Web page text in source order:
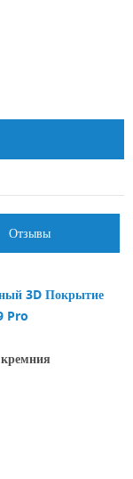
Отзывы
3D Покрытие
Pro